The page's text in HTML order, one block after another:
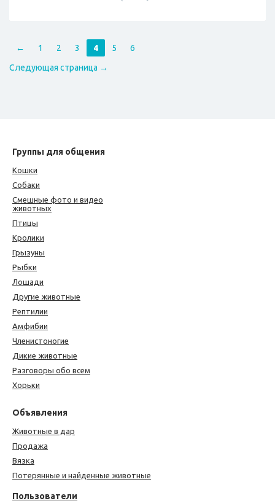
← 1 2 3 4 5
6
Следующая страница →
Группы для общения
Кошки
Собаки
Смешные фото и видео
животных
Птицы
Кролики
Грызуны
Рыбки
Лошади
Другие животные
Рептилии
Амфибии
Членистоногие
Дикие животные
Разговоры обо всем
Хорьки
Объявления
Животные в дар
Продажа
Вязка
Потерянные и найденные животные
Пользователи